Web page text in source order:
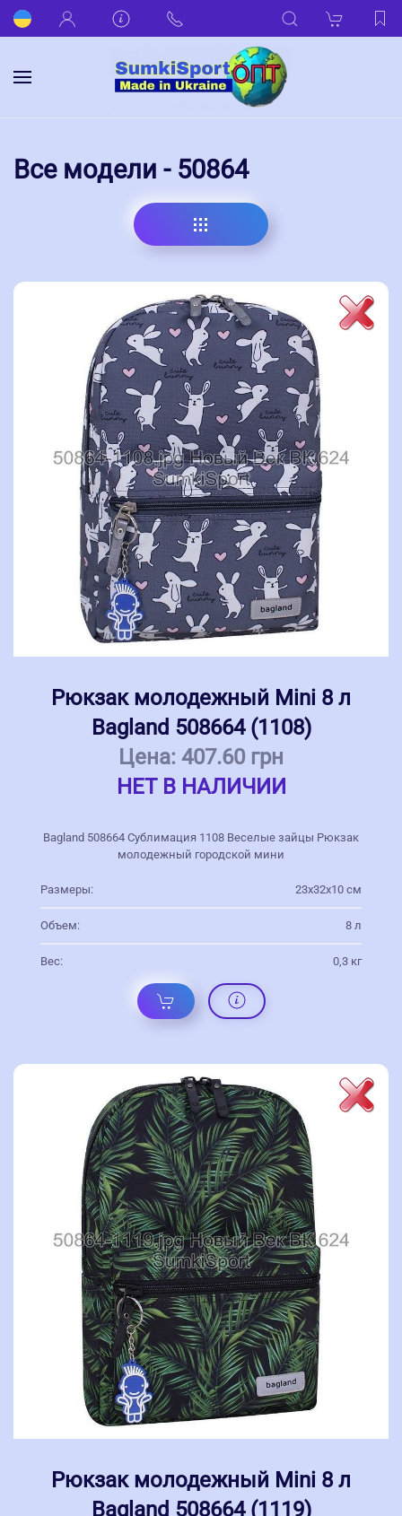
Все модели - 50864
Рюкзак молодежный Mini 8 л
Bagland 508664 (1108)
Цена: 407.60 грн
НЕТ В НАЛИЧИИ
Bagland 508664 Сублимация 1108 Веселые зайцы Рюкзак
молодежный городской мини
Размеры: 23х32х10 см
Объем: 8 л
Вес: 0,3 кг
Рюкзак молодежный Mini 8 л
Bagland 508664 (1119)